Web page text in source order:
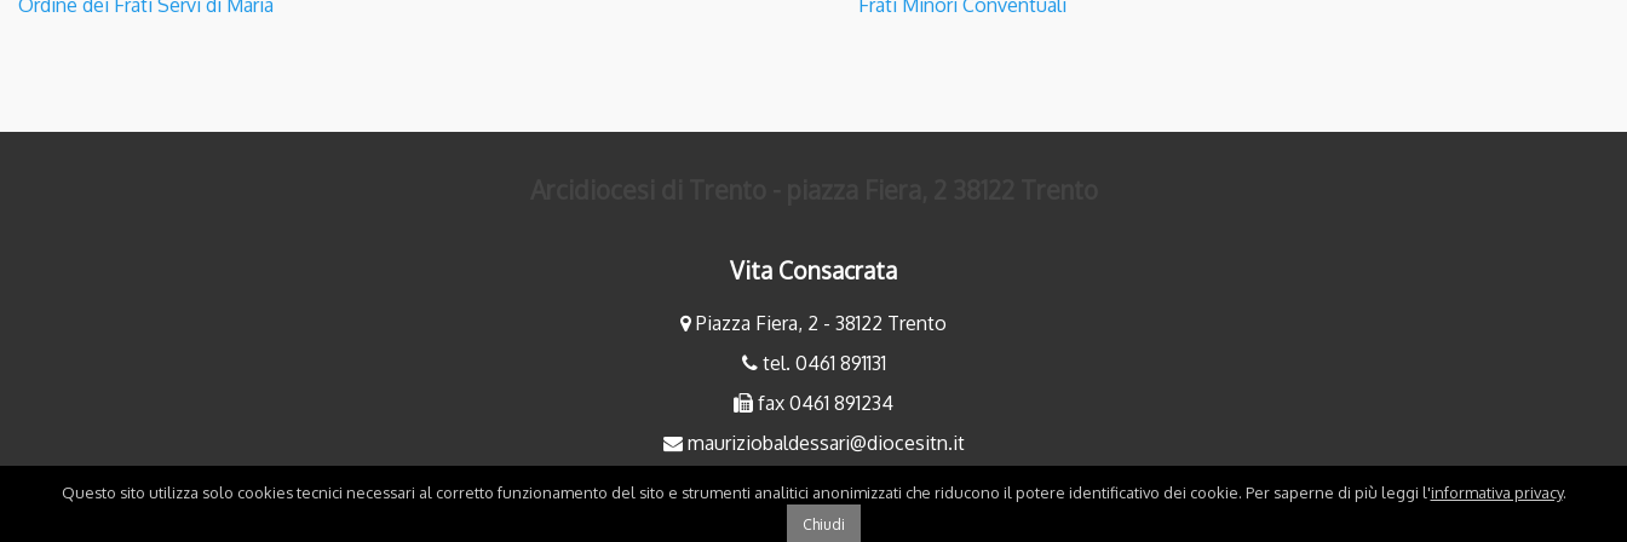
Vita Consacrata
Piazza Fiera, 2 - 38122 Trento
tel. 0461 891131
fax 0461 891234
mauriziobaldessari@diocesitn.it
maurizio.bertoniani@gmail.com
Questo sito utilizza solo cookies tecnici necessari al corretto funzionamento del sito e strumenti analitici anonimizzati che riducono il potere identificativo dei cookie. Per saperne di più leggi l'informativa privacy.
Chiudi